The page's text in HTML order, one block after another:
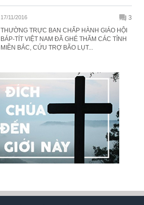
17/11/2016
3
THƯỜNG TRỰC BAN CHẤP HÀNH GIÁO HỘI
BÁP-TÍT VIỆT NAM ĐÃ GHÉ THĂM CÁC TỈNH
MIỀN BẮC, CỨU TRỢ BÃO LỤT...